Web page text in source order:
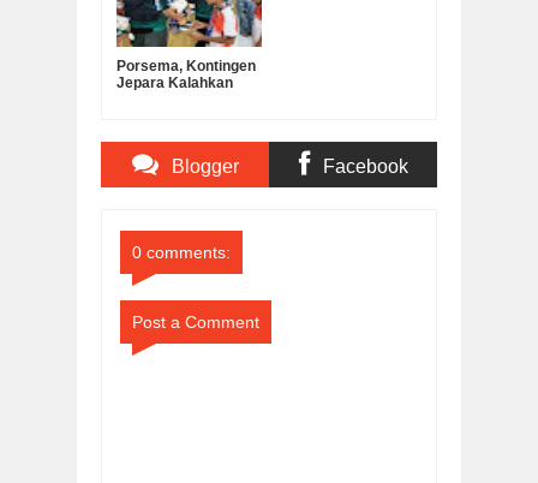
Porsema, Kontingen
Jepara Kalahkan
MI/SD
Blogger Facebook
0 comments:
Post a Comment